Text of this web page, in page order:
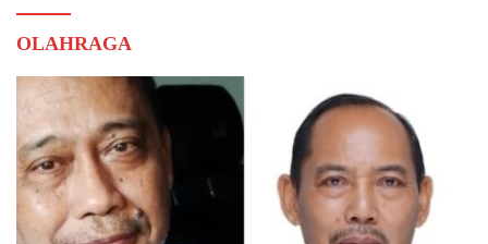
OLAHRAGA